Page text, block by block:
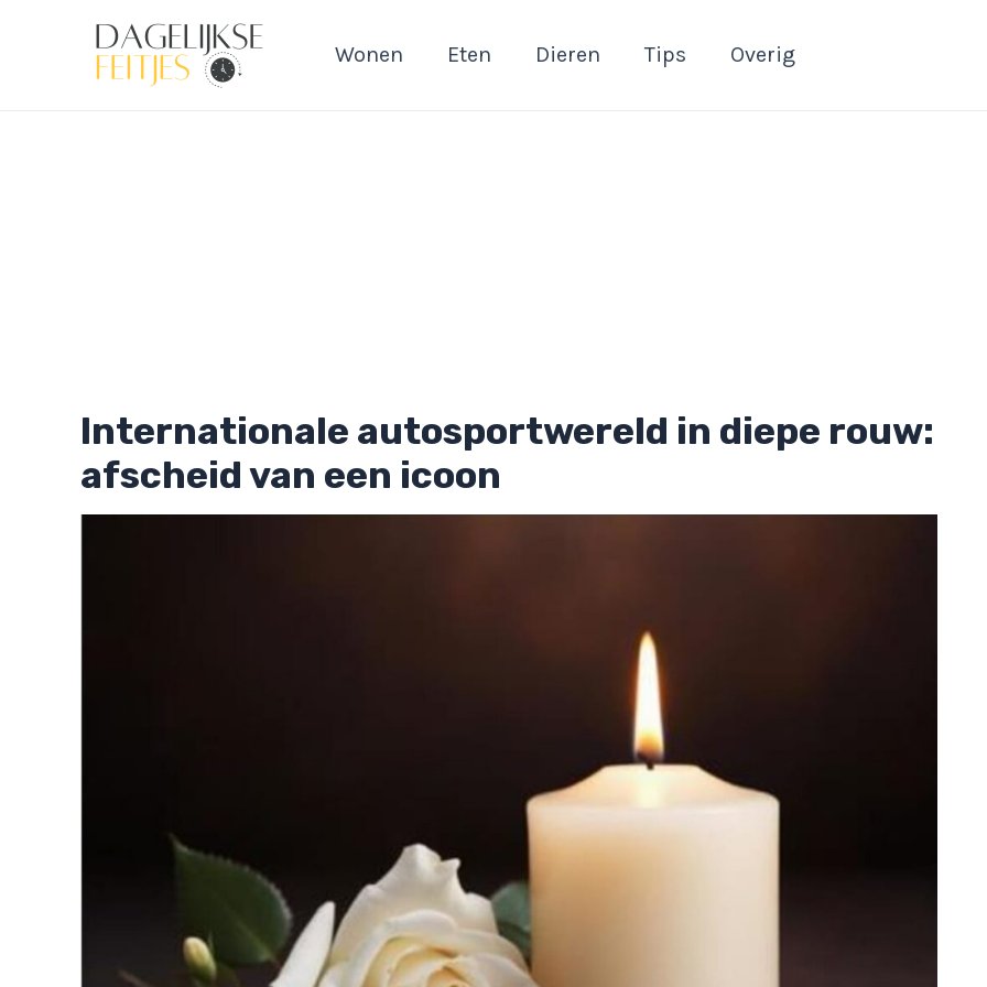
Wonen Eten Dieren Tips Overig
Internationale autosportwereld in diepe rouw:
afscheid van een icoon